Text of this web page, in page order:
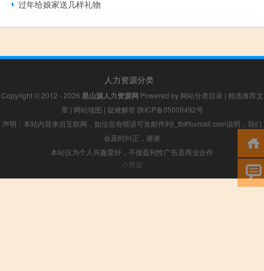
过年给娘家送几样礼物
人力资源分类
Copyright © 2012 - 2026 星山源人力资源网 Powered by 网站分类目录 | 精选推荐文
章 | 网站地图 | 疑难解答 陕ICP备05009492号
声明：本站内容来自互联网，如信息有错误可发邮件到f_fb#foxmail.com说明，我们
会及时纠正，谢谢
本站仅为个人兴趣爱好，不接盈利性广告及商业合作
小男孩